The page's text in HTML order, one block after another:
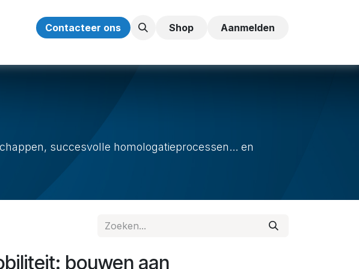
Contacteer ons Shop Aanmelden
succesvolle homologatieprocessen... en
bouwen aan